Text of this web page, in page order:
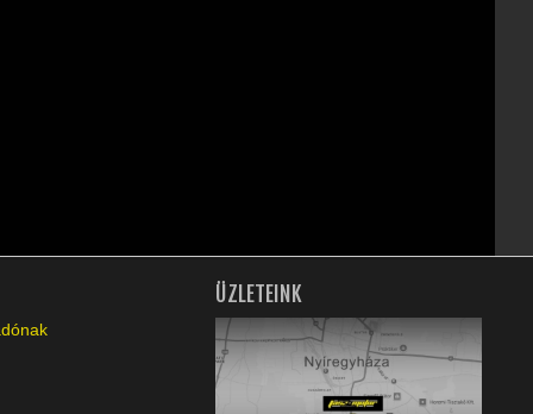
ÜZLETEINK